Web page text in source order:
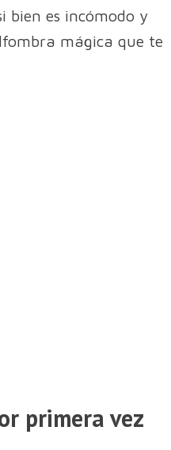
bien es incómodo y
mágica que te
primera vez